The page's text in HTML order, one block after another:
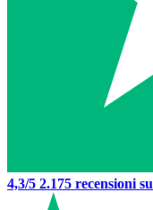
4,3/5 2.175 recensioni su